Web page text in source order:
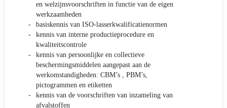
en welzijnsvoorschriften in functie van de eigen
werkzaamheden
basiskennis van ISO-lasserkwalificatienormen
kennis van interne productieprocedure en
kwaliteitscontrole
kennis van persoonlijke en collectieve
beschermingsmiddelen aangepast aan de
werkomstandigheden: CBM’s , PBM’s,
pictogrammen en etiketten
kennis van de voorschriften van inzameling van
afvalstoffen